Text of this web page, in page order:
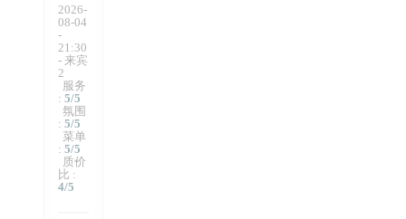
2026-
08-04
-
21:30
- 来宾
2
服务
: 5/5
氛围
: 5/5
菜单
: 5/5
质价
比 :
4/5